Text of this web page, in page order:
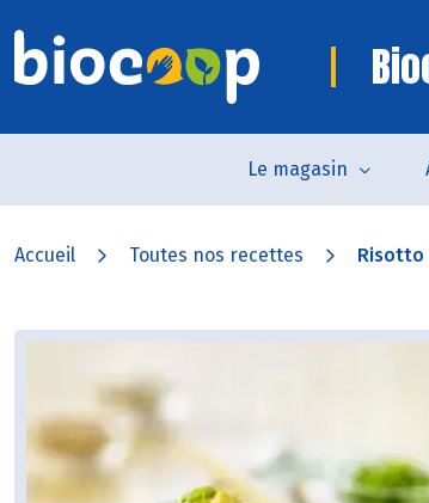
Le magasin
Accueil Toutes nos recettes Risotto